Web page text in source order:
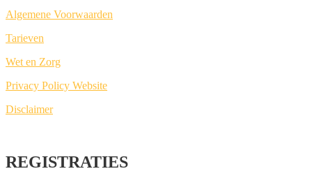
Alge­me­ne Voorwaarden
Tarie­ven
Wet en Zorg
Pri­va­cy Poli­cy Website
Dis­clai­mer
REGISTRATIES